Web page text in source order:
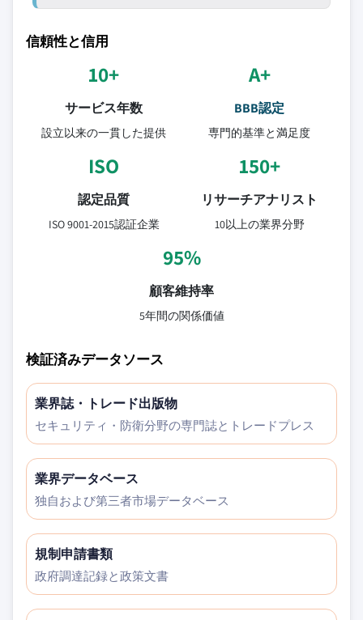
信頼性と信用
10+
サービス年数
設立以来の一貫した提供
A+
BBB認定
専門的基準と満足度
ISO
認定品質
ISO 9001-2015認証企業
150+
リサーチアナリスト
10以上の業界分野
95%
顧客維持率
5年間の関係価値
検証済みデータソース
業界誌・トレード出版物
セキュリティ・防衛分野の専門誌とトレードプレス
業界データベース
独自および第三者市場データベース
規制申請書類
政府調達記録と政策文書